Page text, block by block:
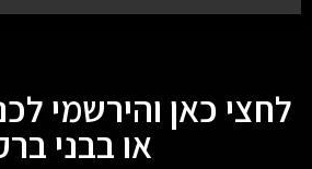
לחצי כאן והירשמי
או בבני